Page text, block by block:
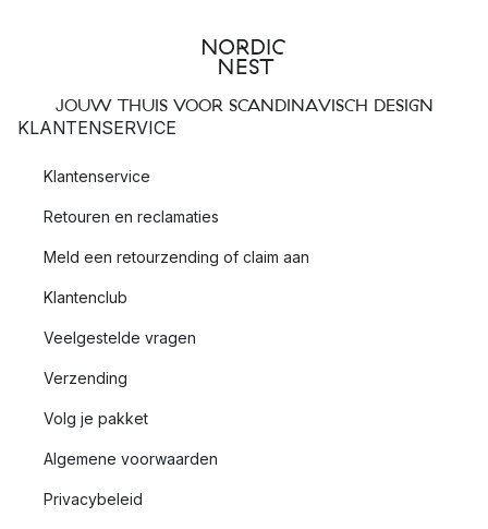
JOUW THUIS VOOR SCANDINAVISCH DESIGN
KLANTENSERVICE
Klantenservice
Retouren en reclamaties
Meld een retourzending of claim aan
Klantenclub
Veelgestelde vragen
Verzending
Volg je pakket
Algemene voorwaarden
Privacybeleid